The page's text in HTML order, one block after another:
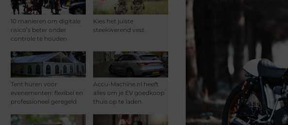
10 manieren om digitale
risico’s beter onder
controle te houden
Kies het juiste
steekwerend vest
Tent huren voor
evenementen: flexibel en
professioneel geregeld
Accu-Machine.nl heeft
alles om je EV goedkoop
thuis op te laden